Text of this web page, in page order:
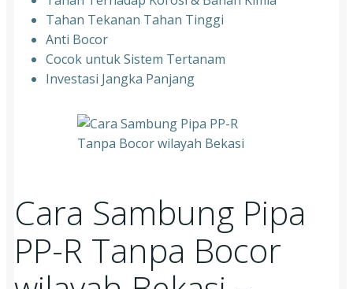
Tahan Tekanan Tahan Tinggi
Anti Bocor
Cocok untuk Sistem Tertanam
Investasi Jangka Panjang
Cara Sambung Pipa
PP-R Tanpa Bocor